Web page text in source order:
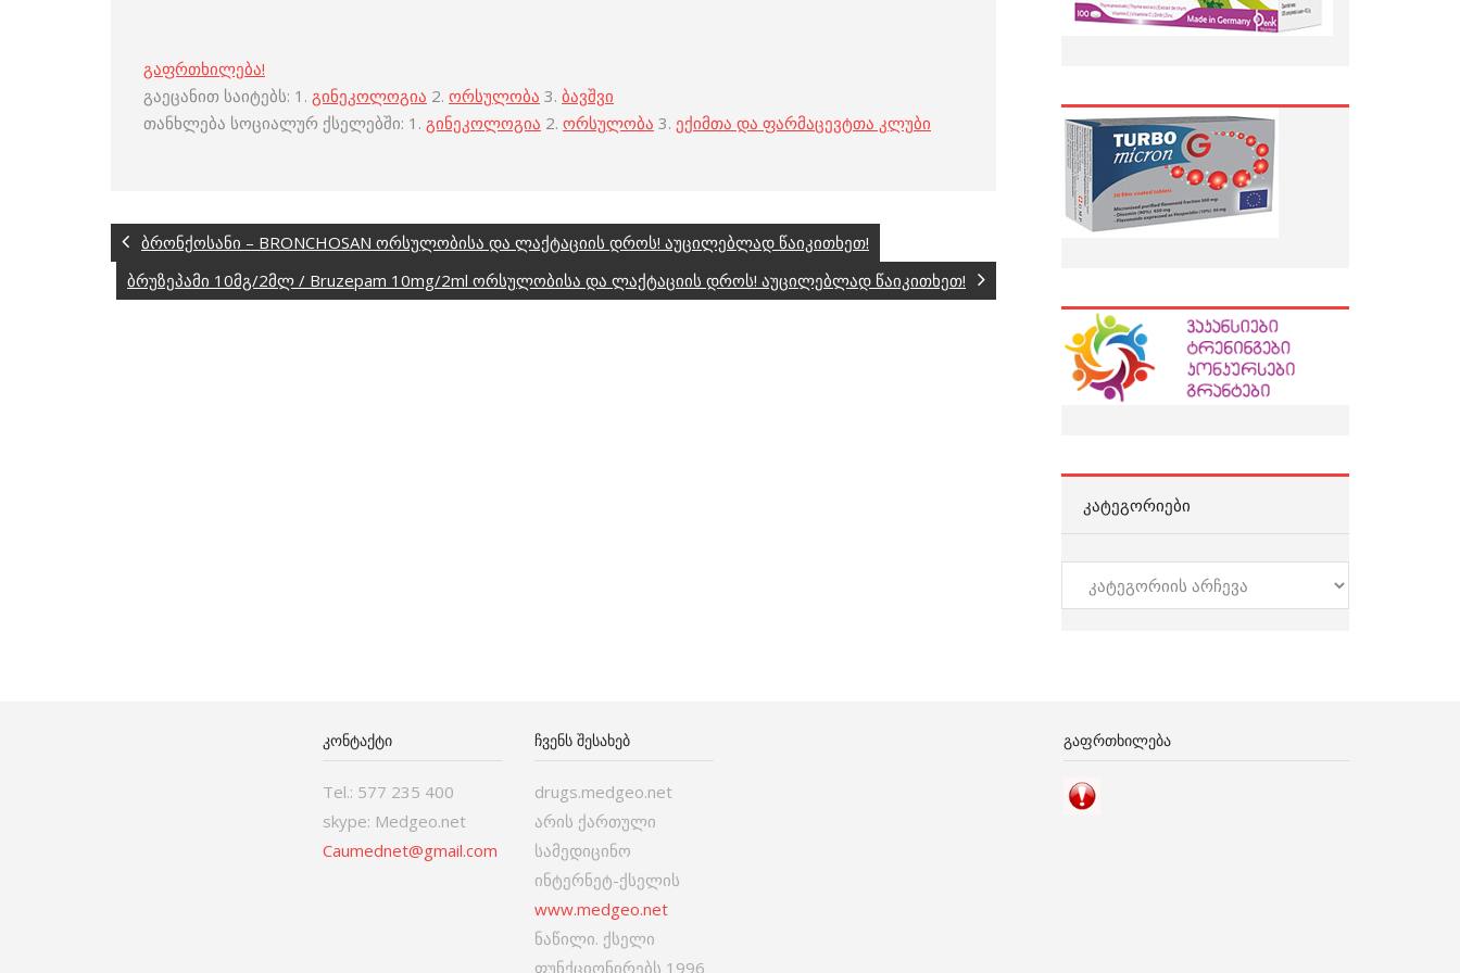
გაფრთხილება!
გაეცანით საიტებს: 1. გინეკოლოგია 2. ორსულობა 3. ბავშვი
თანხლება სოციალურ ქსელებში: 1. გინეკოლოგია 2. ორსულობა 3. ექიმთა და ფარმაცევტთა კლუბი
ბრონქოსანი – BRONCHOSAN ორსულობისა და ლაქტაციის დროს! აუცილებლად წაიკითხეთ!
ბრუზეპამი 10მგ/2მლ / Bruzepam 10mg/2ml ორსულობისა და ლაქტაციის დროს! აუცილებლად წაიკითხეთ!
ᲙᲐᲢᲔᲒᲝᲠᲘᲔᲑᲘ
კატეგორიები
ᲙᲝᲜᲢᲐᲥᲢᲘ
Tel.: 577 235 400
skype: Medgeo.net
Caumednet@gmail.com
ᲩᲕᲔᲜᲡ ᲨᲔᲡᲐᲮᲔᲑ
drugs.medgeo.net
არის ქართული
სამედიცინო
ინტერნეტ-ქსელის
www.medgeo.net
ნაწილი. ქსელი
ფუნქციონირებს 1996
ᲒᲐᲤᲠᲗᲮᲘᲚᲔᲑᲐ